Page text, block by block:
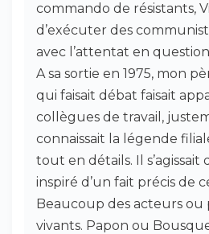
commando de résistants,
d’exécuter des
avec l’attentat en
A sa sortie en 1975, mon
qui faisait débat faisait
collègues de travail,
connaissait la légende
tout en détails. Il
inspiré d’un fait précis de
Beaucoup des acteurs
vivants. Papon ou